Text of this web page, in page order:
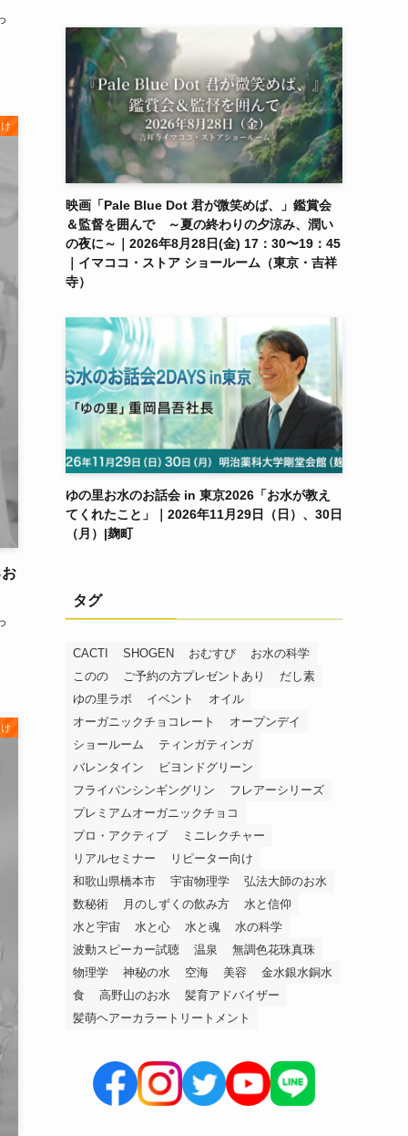
映画「Pale Blue Dot 君が微笑めば、」鑑賞会
＆監督を囲んで ～夏の終わりの夕涼み、潤い
の夜に～｜2026年8月28日(金) 17：30〜19：45
｜イマココ・ストア ショールーム（東京・吉祥
寺）
ゆの里お水のお話会 in 東京2026「お水が教え
てくれたこと」｜2026年11月29日（日）、30日
（月）|麹町
タグ
CACTI SHOGEN おむすび
お水の科学
このの
ご予約の方プレゼントあり
だし素
ゆの里ラボ
イベント
オイル
オーガニックチョコレート
オープンデイ
ショールーム
ティンガティンガ
バレンタイン
ビヨンドグリーン
フライパンシンギングリン
フレアーシリーズ
プレミアムオーガニックチョコ
プロ・アクティブ
ミニレクチャー
リアルセミナー
リピーター向け
和歌山県橋本市
宇宙物理学
弘法大師のお水
数秘術
月のしずくの飲み方
水と信仰
水と宇宙
水と心 水と魂
水の科学
波動スピーカー試聴
温泉
無調色花珠真珠
物理学
神秘の水 空海 美容
金水銀水銅水
食
高野山のお水
髪育アドバイザー
髪萌ヘアーカラートリートメント